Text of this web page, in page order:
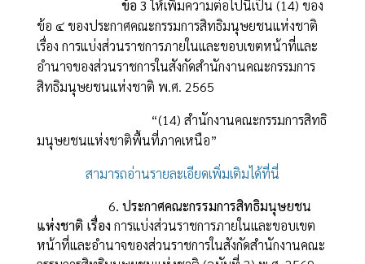
ข้อ 3 ให้เพิ่มความต่อไปนี้เป็น (14) ของ
ข้อ ๔ ของประกาศคณะกรรมการสิทธิมนุษยชนแห่งชาติ
เรื่อง การแบ่งส่วนราชการภายในและขอบเขตหน้าที่และ
อำนาจของส่วนราชการในสังกัดสำนักงานคณะกรรมการ
สิทธิมนุษยชนแห่งชาติ พ.ศ. 2565
“(14) สำนักงานคณะกรรมการสิทธิ
มนุษยชนแห่งชาติพื้นที่ภาคเหนือ”
สามารถอ่านรายละเอียดเพิ่มเติมได้ที่นี่
6. ประกาศคณะกรรมการสิทธิมนุษยชน
แห่งชาติ เรื่อง การแบ่งส่วนราชการภายในและขอบเขต
หน้าที่และอำนาจของส่วนราชการในสังกัดสำนักงานคณะ